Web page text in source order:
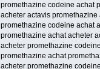
promethazine codeine achat
acheter actavis
promethazine codeine achat
promethazine achat acheter
acheter promethazine
promethazine achat
acheter promethazine